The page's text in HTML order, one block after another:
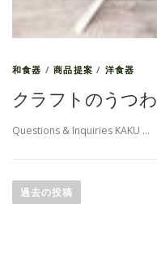
和食器 /商品提案 / 洋食器
クラフトのうつわ
Questions & Inquiries KAKU …
稿
過去の投稿